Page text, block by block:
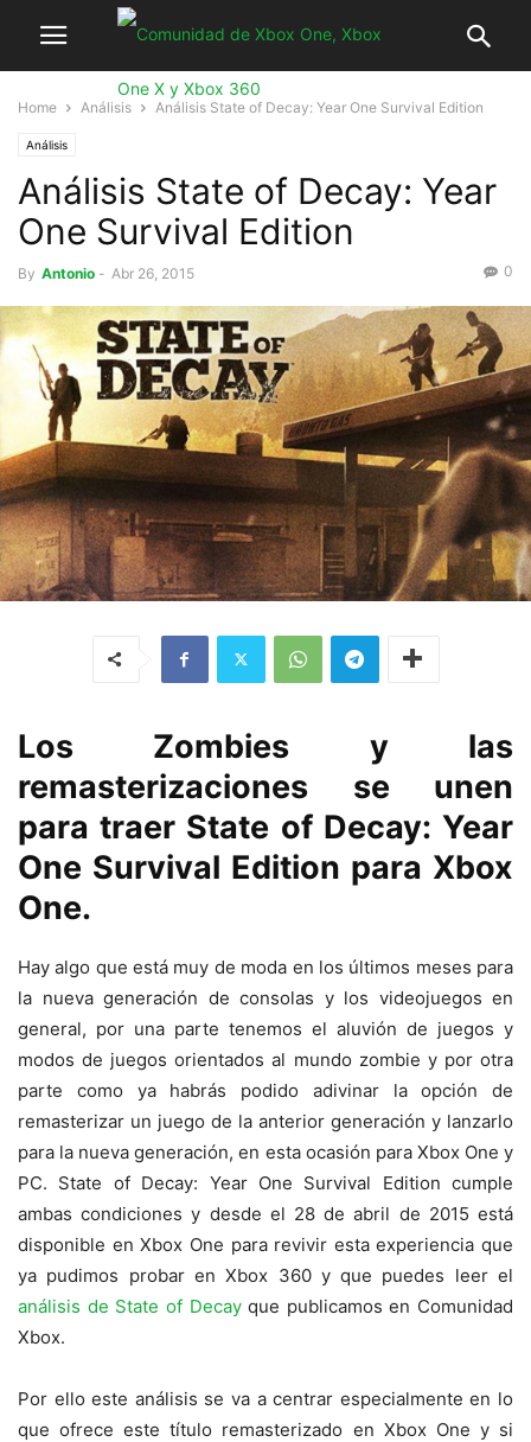
Home Análisis Análisis State of Decay: Year One Survival Edition
Análisis
Análisis State of Decay: Year
One Survival Edition
By Antonio - Abr 26, 2015 0
Los Zombies y las
remasterizaciones se unen
para traer State of Decay: Year
One Survival Edition para Xbox
One.
Hay algo que está muy de moda en los últimos meses para
la nueva generación de consolas y los videojuegos en
general, por una parte tenemos el aluvión de juegos y
modos de juegos orientados al mundo zombie y por otra
parte como ya habrás podido adivinar la opción de
remasterizar un juego de la anterior generación y lanzarlo
para la nueva generación, en esta ocasión para Xbox One y
PC. State of Decay: Year One Survival Edition cumple
ambas condiciones y desde el 28 de abril de 2015 está
disponible en Xbox One para revivir esta experiencia que
ya pudimos probar en Xbox 360 y que puedes leer el
análisis de State of Decayque publicamos en Comunidad
Xbox.
Por ello este análisis se va a centrar especialmente en lo
que ofrece este título remasterizado en Xbox One y si